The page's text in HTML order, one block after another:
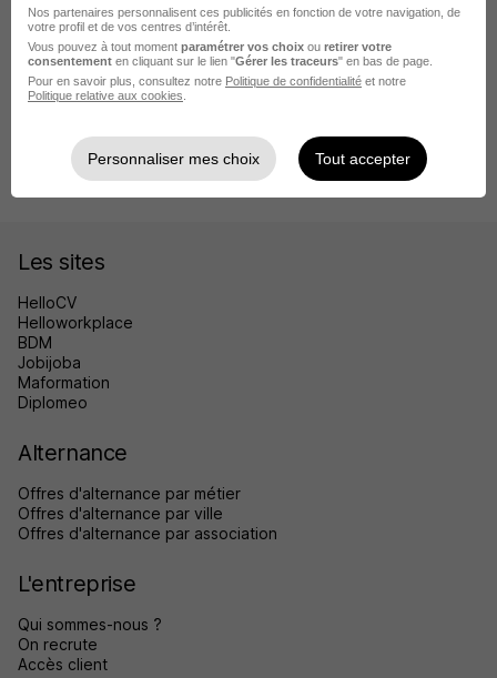
Voir plus
Recherche alternance Index Associations
Les sites
HelloCV
Helloworkplace
BDM
Jobijoba
Maformation
Diplomeo
Alternance
Offres d'alternance par métier
Offres d'alternance par ville
Offres d'alternance par association
L'entreprise
Qui sommes-nous ?
On recrute
Accès client
Nos partenaires personnalisent ces publicités en fonction de votre navigation, de
votre profil et de vos centres d’intérêt.
Vous pouvez à tout moment paramétrer vos choix ou retirer votre
consentement en cliquant sur le lien "Gérer les traceurs" en bas de page.
Pour en savoir plus, consultez notre Politique de confidentialité et notre
Politique relative aux cookies
Personnaliser mes choix Tout accepter